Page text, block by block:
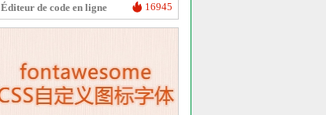
Éditeur de code en ligne 16945